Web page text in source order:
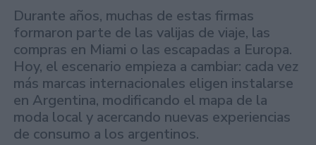
Durante años, muchas de estas firmas
formaron parte de las valijas de viaje, las
compras en Miami o las escapadas a Europa.
Hoy, el escenario empieza a cambiar: cada vez
más marcas internacionales eligen instalarse
en Argentina, modificando el mapa de la
moda local y acercando nuevas experiencias
de consumo a los argentinos.